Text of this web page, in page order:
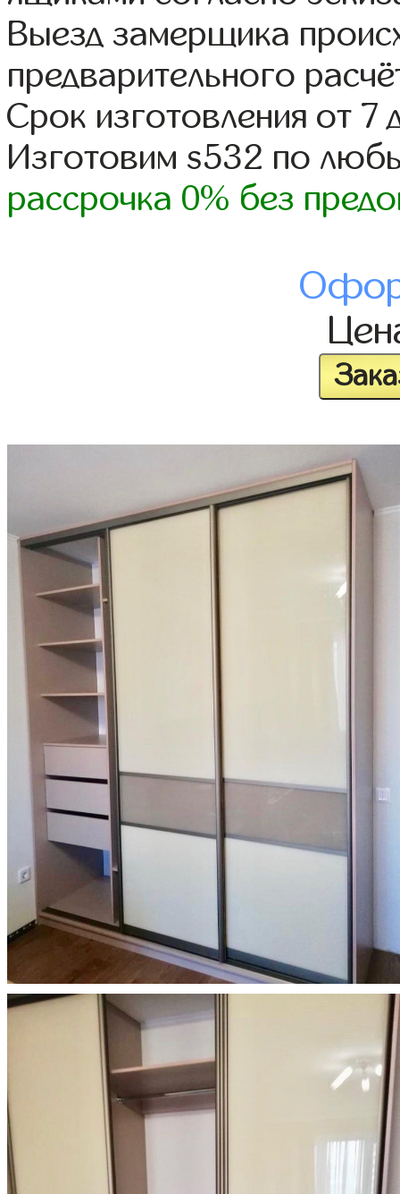
Выезд замерщика
предварительного
Срок изготовления от 7
Изготовим s532 по
рассрочка 0% без